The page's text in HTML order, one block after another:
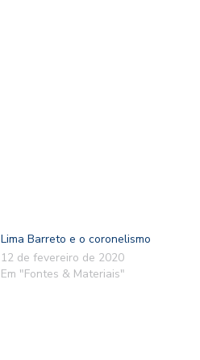
Lima Barreto e o coronelismo
12 de fevereiro de 2020
Em "Fontes & Materiais"